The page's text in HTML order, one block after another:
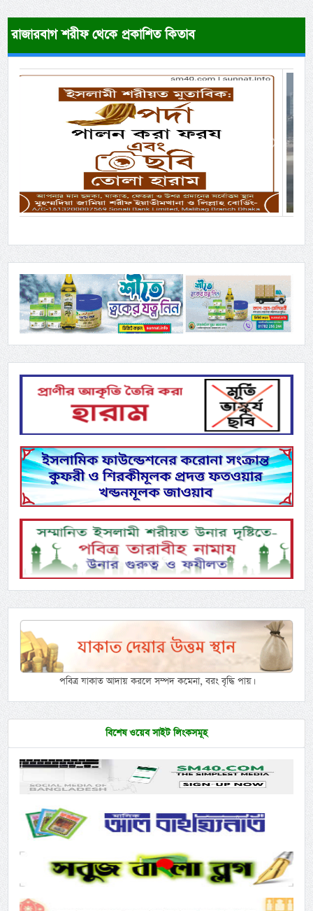
রাজারবাগ শরীফ থেকে প্রকাশিত কিতাব
Next
পবিত্র যাকাত আদায় করলে সম্পদ কমেনা, বরং বৃদ্ধি পায়।
বিশেষ ওয়েব সাইট লিংকসমূহ